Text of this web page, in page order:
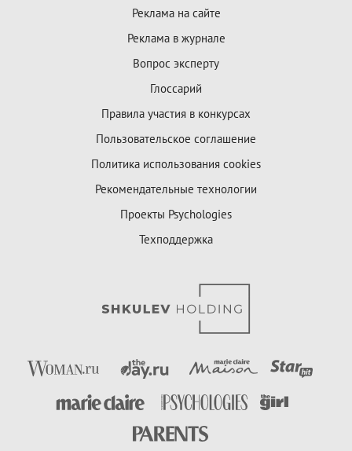
Реклама на сайте
Реклама в журнале
Вопрос эксперту
Глоссарий
Правила участия в конкурсах
Пользовательское соглашение
Политика использования cookies
Рекомендательные технологии
Проекты Psychologies
Техподдержка